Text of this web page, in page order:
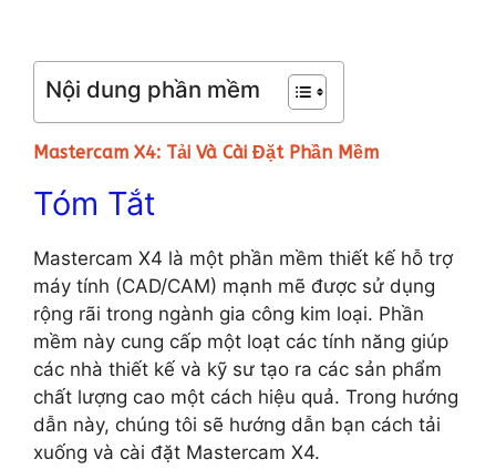
Nội dung phần mềm
Mastercam X4: Tải Và Cài Đặt Phần Mềm
Tóm Tắt
Mastercam X4 là một phần mềm thiết kế hỗ trợ
máy tính (CAD/CAM) mạnh mẽ được sử dụng
rộng rãi trong ngành gia công kim loại. Phần
mềm này cung cấp một loạt các tính năng giúp
các nhà thiết kế và kỹ sư tạo ra các sản phẩm
chất lượng cao một cách hiệu quả. Trong hướng
dẫn này, chúng tôi sẽ hướng dẫn bạn cách tải
xuống và cài đặt Mastercam X4.